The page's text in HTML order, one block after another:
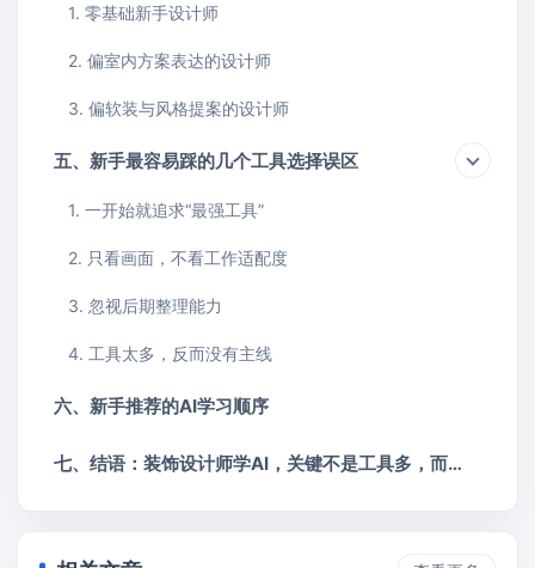
1. 零基础新手设计师
2. 偏室内方案表达的设计师
3. 偏软装与风格提案的设计师
五、新手最容易踩的几个工具选择误区
1. 一开始就追求“最强工具”
2. 只看画面，不看工作适配度
3. 忽视后期整理能力
4. 工具太多，反而没有主线
六、新手推荐的AI学习顺序
七、结语：装饰设计师学AI，关键不是工具多，而是工具配合得当